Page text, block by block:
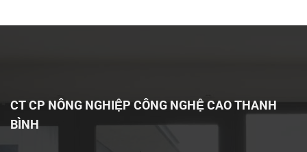
CT CP NÔNG NGHIỆP CÔNG NGHỆ CAO THANH
BÌNH